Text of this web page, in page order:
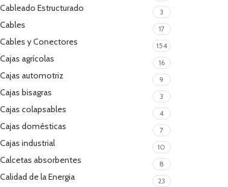
Cableado Estructurado 3
Cables 17
Cables y Conectores 154
Cajas agrícolas 16
Cajas automotriz 9
Cajas bisagras 3
Cajas colapsables 4
Cajas domésticas 7
Cajas industrial 10
Calcetas absorbentes 8
Calidad de la Energia 23